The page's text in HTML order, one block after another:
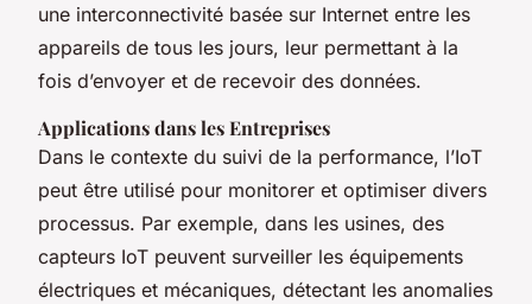
une interconnectivité basée sur Internet entre les
appareils de tous les jours, leur permettant à la
fois d’envoyer et de recevoir des données.
Applications dans les Entreprises
Dans le contexte du suivi de la performance, l’IoT
peut être utilisé pour monitorer et optimiser divers
processus. Par exemple, dans les usines, des
capteurs IoT peuvent surveiller les équipements
électriques et mécaniques, détectant les anomalies